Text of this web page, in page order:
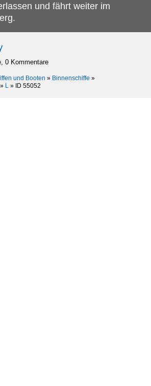
und fährt weiter im
0 Kommentare
und Booten » Binnenschiffe »
» L » ID 55052